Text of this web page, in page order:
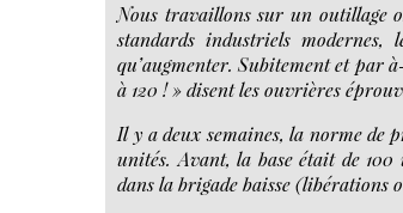
Nous travaillons sur un outillage
standards industriels
qu’augmenter. Subitement et par
à 120 ! » disent les ouvrières
Il y a deux semaines, la norme de
unités. Avant, la base était de
dans la brigade baisse